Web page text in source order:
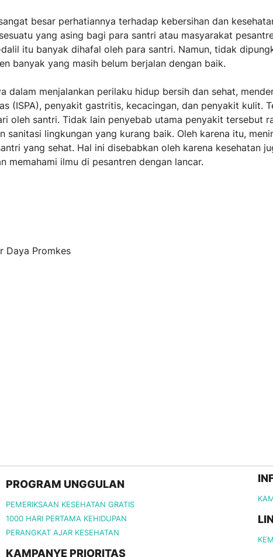
besar perhatiannya terhadap kebersihan dan
yang asing bagi para santri atau masyarakat
itu banyak dihafal oleh para santri. Namun, tidak
banyak yang masih belum berjalan dengan baik.
menjalankan perilaku hidup bersih dan sehat,
(ISPA), penyakit gastritis, kecacingan, dan penyakit kulit.
oleh santri. Tidak lain penyebab utama penyakit tersebut
lingkungan yang kurang baik. Oleh karena itu,
yang sehat. Hal ini disebabkan oleh karena kesehatan
ilmu di pesantren dengan lancar.
Daya Promkes
PROGRAM UNGGULAN
PEMERIKSAAN KESEHATAN GRATIS
1000 HARI PERTAMA KEHIDUPAN
PERANGKAT AJAR KESEHATAN
KAMPANYE PRIORITAS